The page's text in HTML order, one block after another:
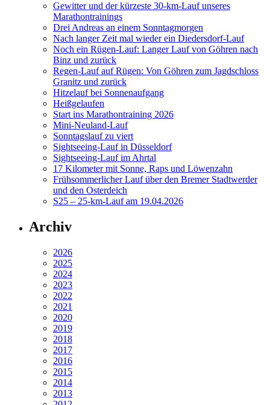
Gewitter und der kürzeste 30-km-Lauf unseres
Marathontrainings
Drei Andreas an einem Sonntagmorgen
Nach langer Zeit mal wieder ein Diedersdorf-Lauf
Noch ein Rügen-Lauf: Langer Lauf von Göhren nach
Binz und zurück
Regen-Lauf auf Rügen: Von Göhren zum Jagdschloss
Granitz und zurück
Hitzelauf bei Sonnenaufgang
Heißgelaufen
Start ins Marathontraining 2026
Mini-Neuland-Lauf
Sonntagslauf zu viert
Sightseeing-Lauf in Düsseldorf
Sightseeing-Lauf im Ahrtal
17 Kilometer mit Sonne, Raps und Löwenzahn
Frühsommerlicher Lauf über den Bremer Stadtwerder
und den Osterdeich
S25 – 25-km-Lauf am 19.04.2026
Archiv
2026
2025
2024
2023
2022
2021
2020
2019
2018
2017
2016
2015
2014
2013